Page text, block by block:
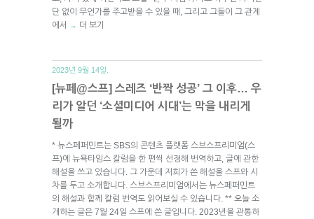
단 없이 무언가를 주고받을 수 있을 때, 그리고 그들이 그 관계
에서
→ 더 보기
2023년 9월 14일.
[뉴페@스프] 스레즈 ‘반짝 성공’ 그 이후… 우
리가 알던 ‘소셜미디어 시대’는 막을 내리게
될까
* 뉴스페퍼민트는 SBS의 콘텐츠 플랫폼 스브스프리미엄(스
프)에 뉴욕타임스 칼럼을 한 편씩 선정해 번역하고, 글에 관한
해설을 쓰고 있습니다. 그 가운데 저희가 쓴 해설을 스프와 시
차를 두고 소개합니다. 스브스프리미엄에서는 뉴스페퍼민트
의 해설과 함께 칼럼 번역도 읽어보실 수 있습니다. ** 오늘 소
개하는 글은 7월 24일 스프에 쓴 글입니다. 2023년을 관통하